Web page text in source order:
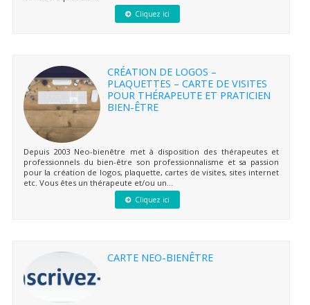
Cliquez ici
CRÉATION DE LOGOS –
PLAQUETTES – CARTE DE VISITES
POUR THÉRAPEUTE ET PRATICIEN
BIEN-ÊTRE
Depuis 2003 Neo-bienêtre met à disposition des thérapeutes et
professionnels du bien-être son professionnalisme et sa passion
pour la création de logos, plaquette, cartes de visites, sites internet
etc. Vous êtes un thérapeute et/ou un...
Cliquez ici
CARTE NEO-BIENÊTRE